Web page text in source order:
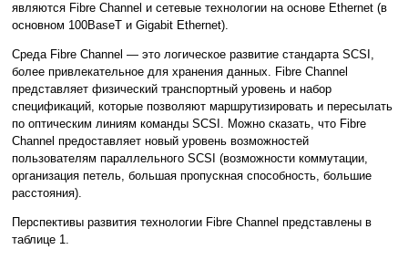
являются Fibre Channel и сетевые технологии на основе Ethernet (в
основном 100BaseT и Gigabit Ethernet).
Среда Fibre Channel — это логическое развитие стандарта SCSI,
более привлекательное для хранения данных. Fibre Channel
представляет физический транспортный уровень и набор
спецификаций, которые позволяют маршрутизировать и пересылать
по оптическим линиям команды SCSI. Можно сказать, что Fibre
Channel предоставляет новый уровень возможностей
пользователям параллельного SCSI (возможности коммутации,
организация петель, большая пропускная способность, большие
расстояния).
Перспективы развития технологии Fibre Channel представлены в
таблице 1.